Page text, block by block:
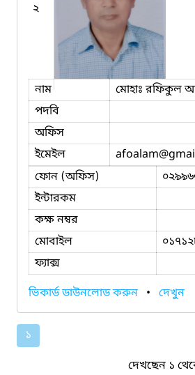
২
নাম
মোহাঃ রফিকুল
পদবি
অফিস
ইমেইল
afoalam
ফোন (অফিস)
ইন্টারকম
কক্ষ নম্বর
মোবাইল
ফ্যাক্স
ভিকার্ড ডাউনলোড করুন • দেখুন
১
দেখছেন ১